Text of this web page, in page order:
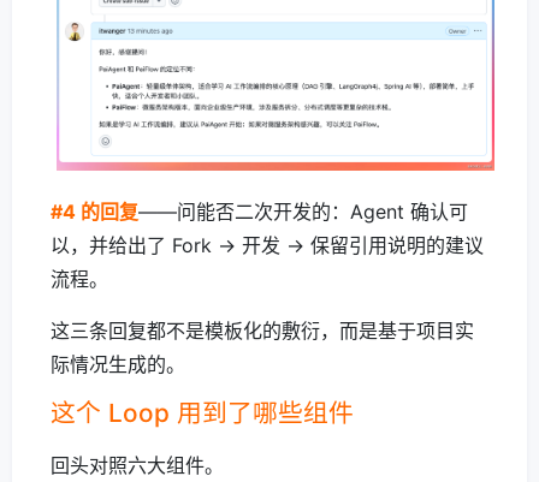
#4 的回复——问能否二次开发的：Agent 确认可
以，并给出了 Fork → 开发 → 保留引用说明的建议
流程。
这三条回复都不是模板化的敷衍，而是基于项目实
际情况生成的。
这个 Loop 用到了哪些组件
回头对照六大组件。